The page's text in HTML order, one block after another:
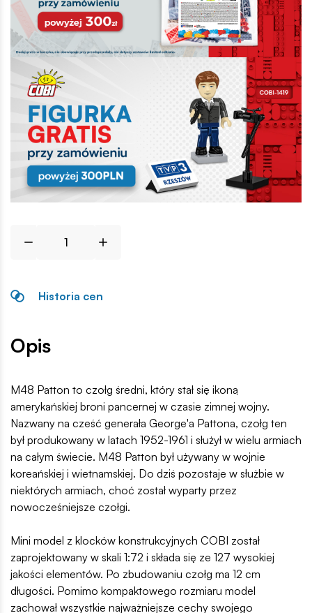
Historia cen
Opis
M48 Patton to czołg średni, który stał się ikoną
amerykańskiej broni pancernej w czasie zimnej wojny.
Nazwany na cześć generała George'a Pattona, czołg ten
był produkowany w latach 1952-1961 i służył w wielu armiach
na całym świecie. M48 Patton był używany w wojnie
koreańskiej i wietnamskiej. Do dziś pozostaje w służbie w
niektórych armiach, choć został wyparty przez
nowocześniejsze czołgi.
Mini model z klocków konstrukcyjnych COBI został
zaprojektowany w skali 1:72 i składa się ze 127 wysokiej
jakości elementów. Po zbudowaniu czołg ma 12 cm
długości. Pomimo kompaktowego rozmiaru model
zachował wszystkie najważniejsze cechy swojego